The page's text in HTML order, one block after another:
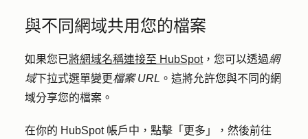
與不同網域共用您的檔案
如果您已將網域名稱連接至 HubSpot，您可以透過網
域下拉式選單變更檔案 URL 。這將允許您與不同的網
域分享您的檔案。
在你的 HubSpot 帳戶中，點擊 「更多」 ，然後前往